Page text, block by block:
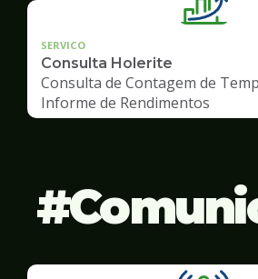
SERVICO
Consulta Holerite
Consulta de Contagem de
Informe de Rendimentos